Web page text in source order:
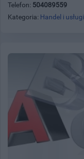
Telefon: 504089559
Kategoria: Handel i usługi